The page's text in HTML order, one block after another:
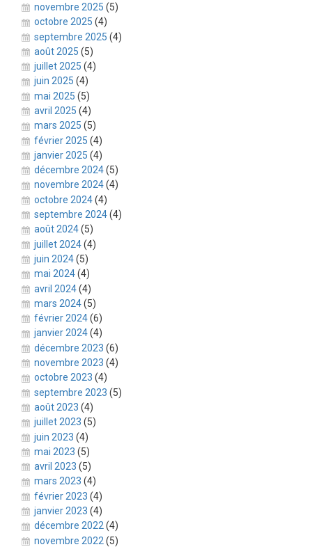
novembre 2025 (5)
octobre 2025 (4)
septembre 2025 (4)
août 2025 (5)
juillet 2025 (4)
juin 2025 (4)
mai 2025 (5)
avril 2025 (4)
mars 2025 (5)
février 2025 (4)
janvier 2025 (4)
décembre 2024(5)
novembre 2024(4)
octobre 2024(4)
septembre 2024(4)
août 2024(5)
juillet 2024(4)
juin 2024(5)
mai 2024(4)
avril 2024(4)
mars 2024(5)
février 2024(6)
janvier 2024(4)
décembre 2023 (6)
novembre 2023 (4)
octobre 2023 (4)
septembre 2023 (5)
août 2023 (4)
juillet 2023 (5)
juin 2023 (4)
mai 2023 (5)
avril 2023 (5)
mars 2023 (4)
février 2023 (4)
janvier 2023 (4)
décembre 2022(4)
novembre 2022 (5)